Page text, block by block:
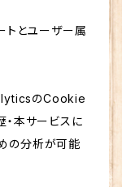
とユーザー属
のCookie
・本サービスに
の分析が可能